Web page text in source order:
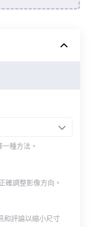
硬碟
種方法。
確調整影像方向。
和評論以縮小尺寸